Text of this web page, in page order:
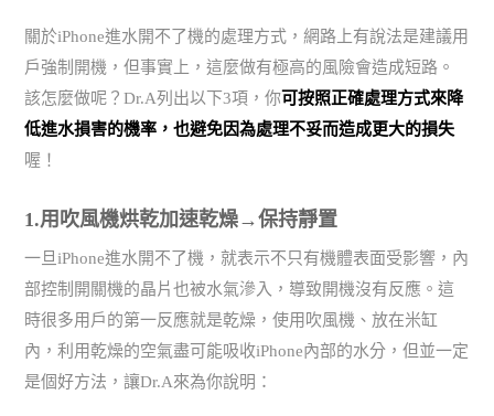
關於iPhone進水開不了機的處理方式，網路上有說法是建議用
戶強制開機，但事實上，這麼做有極高的風險會造成短路。
該怎麼做呢？Dr.A列出以下3項，你可按照正確處理方式來降
低進水損害的機率，也避免因為處理不妥而造成更大的損失
喔！
1.用吹風機烘乾加速乾燥→保持靜置
一旦iPhone進水開不了機，就表示不只有機體表面受影響，內
部控制開關機的晶片也被水氣滲入，導致開機沒有反應。這
時很多用戶的第一反應就是乾燥，使用吹風機、放在米缸
內，利用乾燥的空氣盡可能吸收iPhone內部的水分，但並一定
是個好方法，讓Dr.A來為你說明：